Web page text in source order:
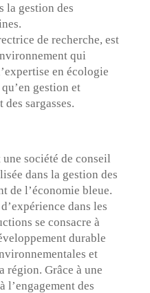
la gestion des
de recherche, est
qui
en écologie
gestion et
des sargasses.
société de conseil
dans la gestion des
de l’économie bleue.
dans les
se consacre à
durable
et
région. Grâce à une
l’engagement des